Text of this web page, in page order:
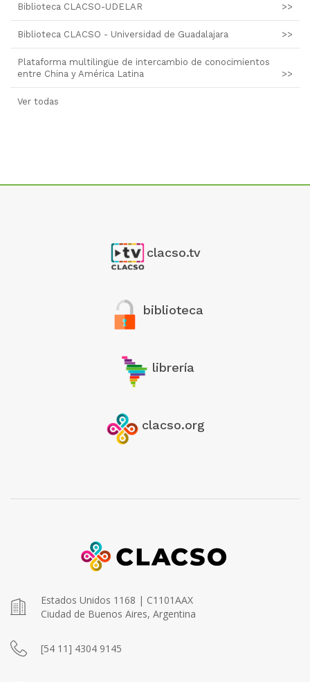
Biblioteca CLACSO-UDELAR >>
Biblioteca CLACSO - Universidad de Guadalajara >>
Plataforma multilingüe de intercambio de conocimientos
entre China y América Latina
>>
Ver todas
clacso.tv
biblioteca
librería
clacso.org
Estados Unidos 1168 | C1101AAX
Ciudad de Buenos Aires, Argentina
[54 11] 4304 9145